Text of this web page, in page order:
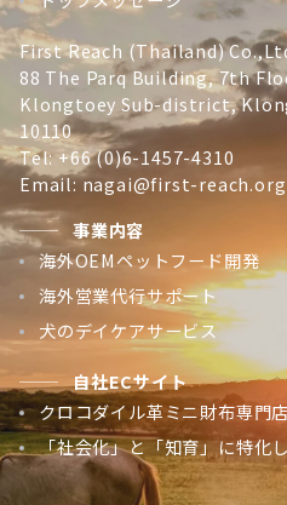
First Reach (Thailand)
88 The Parq Building, 7th
Klongtoey Sub-district,
10110
Tel: +66 (0)6-1457-4310
Email: nagai@first-reach.org
事業内容
海外OEMペットフード開発
海外営業代行サポート
犬のデイケアサービス
自社ECサイト
クロコダイル革ミニ財布専門店
「社会化」と「知育」に特化